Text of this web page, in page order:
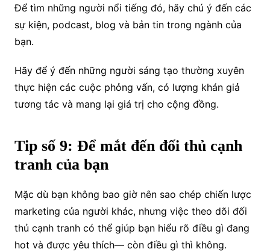
Để tìm những người nổi tiếng đó, hãy chú ý đến các
sự kiện, podcast, blog và bản tin trong ngành của
bạn.
Hãy để ý đến những người sáng tạo thường xuyên
thực hiện các cuộc phỏng vấn, có lượng khán giả
tương tác và mang lại giá trị cho cộng đồng.
Tip số 9: Để mắt đến đối thủ cạnh
tranh của bạn
Mặc dù bạn không bao giờ nên sao chép chiến lược
marketing của người khác, nhưng việc theo dõi đối
thủ cạnh tranh có thể giúp bạn hiểu rõ điều gì đang
hot và được yêu thích— còn điều gì thì không.